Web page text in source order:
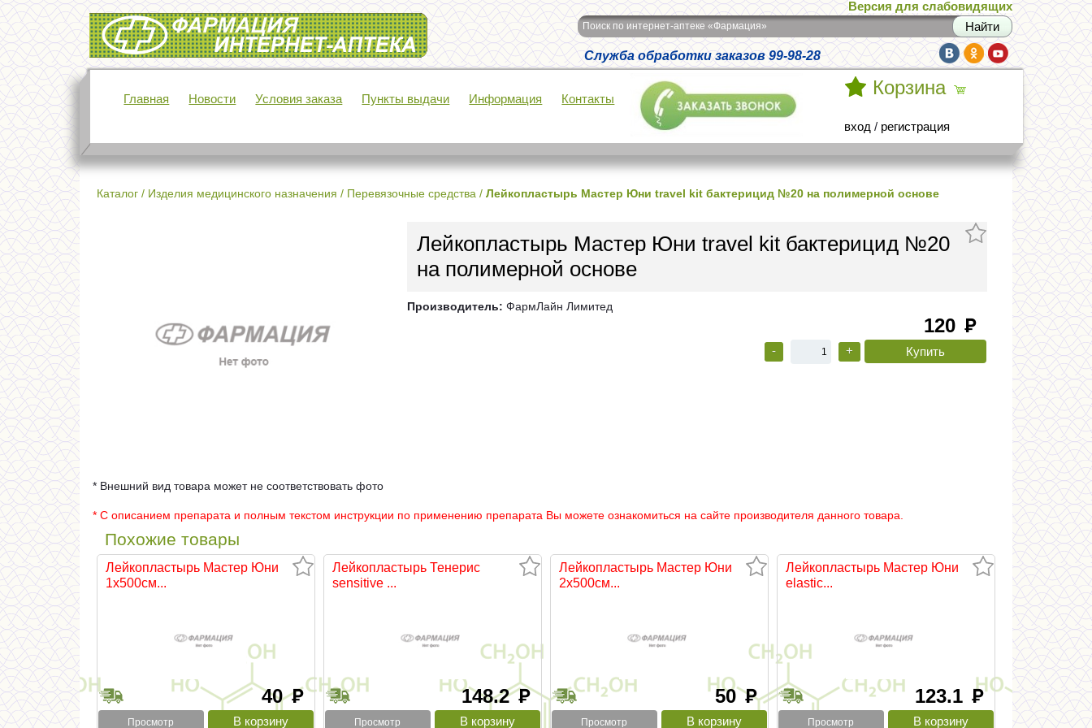
Интернет-аптека Фармация
Версия для слабовидящих
Поиск по интернет-аптеке «Фармация»
Служба обработки заказов 99-98-28
Главная Новости Условия заказа Пункты выдачи Информация Контакты
Корзина
вход / регистрация
Каталог / Изделия медицинского назначения / Перевязочные средства / Лейкопластырь Мастер Юни travel kit бактерицид №20 на полимерной основе
Лейкопластырь Мастер Юни travel kit бактерицид №20
на полимерной основе
Производитель: ФармЛайн Лимитед
120 руб
- +
* Внешний вид товара может не соответствовать фото
* С описанием препарата и полным текстом инструкции по применению препарата Вы можете ознакомиться на сайте производителя данного товара.
Похожие товары
Лейкопластырь Мастер Юни
1х500см...
40руб
Просмотр
Лейкопластырь Тенерис
sensitive ...
148.2руб
Просмотр
Лейкопластырь Мастер Юни
2х500см...
50руб
Просмотр
Лейкопластырь Мастер Юни
elastic...
123.1 руб
Просмотр